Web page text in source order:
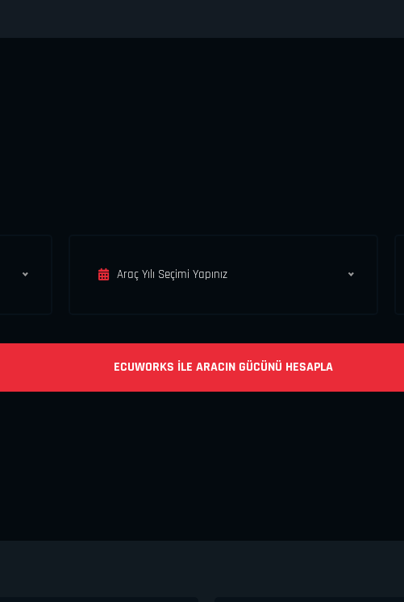
Araç Yılı Seçimi Yapınız
ECUWORKS ILE ARACIN GÜCÜNÜ HESAPLA